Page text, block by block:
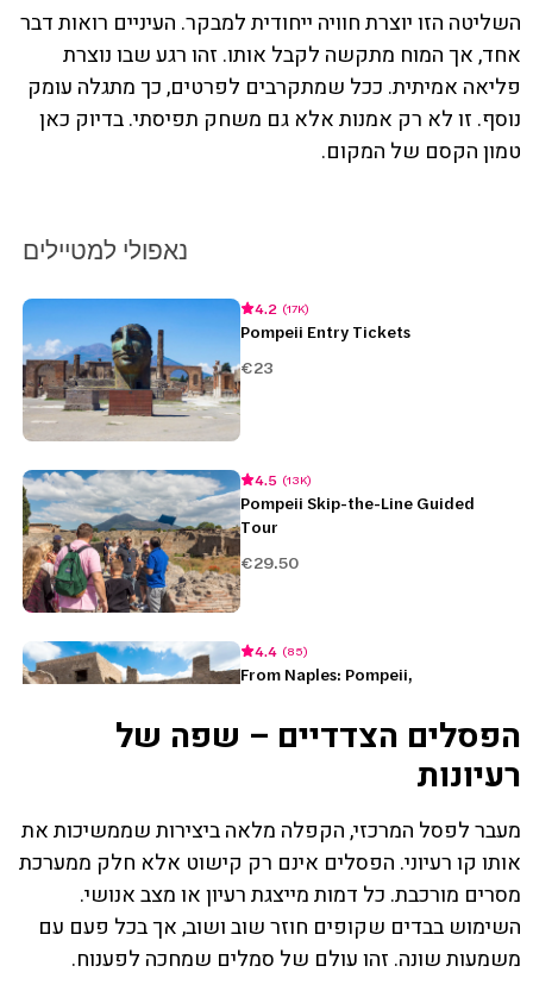
השליטה הזו יוצרת חוויה ייחודית למבקר. העיניים רואות דבר
אחד, אך המוח מתקשה לקבל אותו. זהו רגע שבו נוצרת
פליאה אמיתית. ככל שמתקרבים לפרטים, כך מתגלה עומק
נוסף. זו לא רק אמנות אלא גם משחק תפיסתי. בדיוק כאן
טמון הקסם של המקום.
הפסלים הצדדיים – שפה של
רעיונות
מעבר לפסל המרכזי, הקפלה מלאה ביצירות שממשיכות את
אותו קו רעיוני. הפסלים אינם רק קישוט אלא חלק ממערכת
מסרים מורכבת. כל דמות מייצגת רעיון או מצב אנושי.
השימוש בבדים שקופים חוזר שוב ושוב, אך בכל פעם עם
משמעות שונה. זהו עולם של סמלים שמחכה לפענוח.